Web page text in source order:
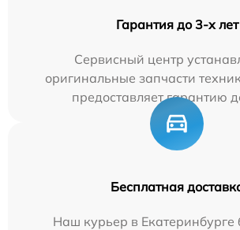
Гарантия до 3-х лет
Сервисный центр
оригинальные запчасти
предоставляет гарантию
Бесплатная
Наш курьер в Екатеринбурге